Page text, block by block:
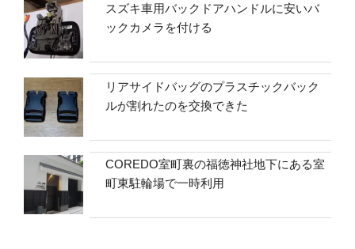
スズキ車用バックドアハンドルに安いバ
ックカメラを付ける
リアサイドバッグのプラスチックバック
ルが割れたのを交換できた
COREDO室町裏の福徳神社地下にある室
町東駐輪場で一時利用